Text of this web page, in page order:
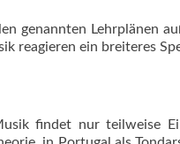
genannten Lehrplänen
reagieren ein breiteres
findet nur teilweise